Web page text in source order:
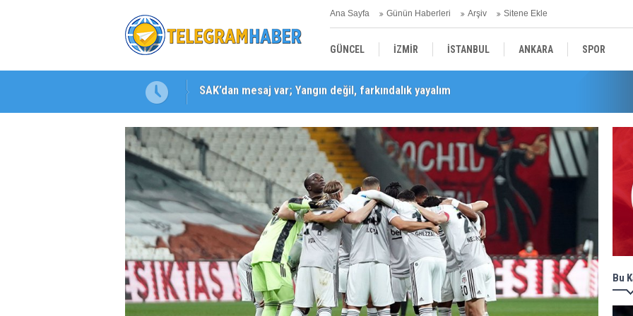
Ana Sayfa Günün Haberleri Arşiv Sitene Ekle
GÜNCEL İZMİR İSTANBUL ANKARA SPOR
YEREL SAĞLIK
SAK’dan mesaj var; Yangın değil, farkındalık yayalım
Karabağlar ‘da Gazeteci Barış Selçuk saygıyla anıldı
Bu